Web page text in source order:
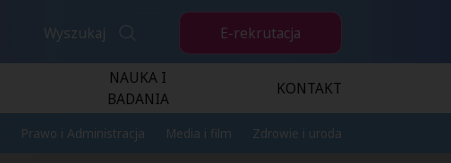
Wyszukaj E-rekrutacja
NAUKA I
BADANIA
KONTAKT
Prawo i Administracja Media i film Zdrowie i uroda